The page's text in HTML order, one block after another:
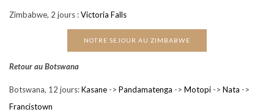
Zimbabwe, 2 jours :Victoria Falls
NOTRE SEJOUR AU ZIMBABWE
Retour au Botswana
Botswana, 12 jours:Kasane -> Pandamatenga -> Motopi -> Nata ->
Francistown